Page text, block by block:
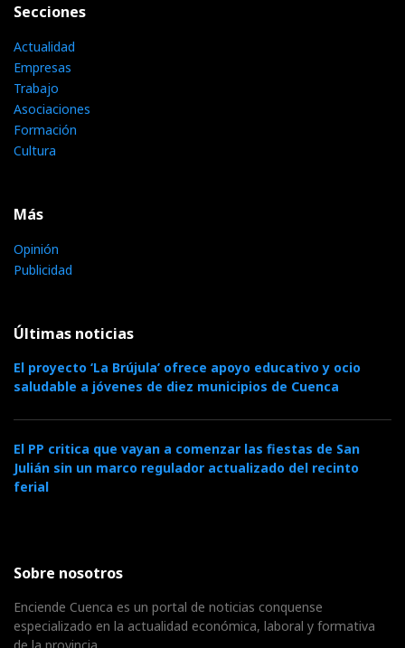
Secciones
Actualidad
Empresas
Trabajo
Asociaciones
Formación
Cultura
Más
Opinión
Publicidad
Últimas noticias
El proyecto ‘La Brújula’ ofrece apoyo educativo y ocio
saludable a jóvenes de diez municipios de Cuenca
El PP critica que vayan a comenzar las fiestas de San
Julián sin un marco regulador actualizado del recinto
ferial
Sobre nosotros
Enciende Cuenca es un portal de noticias conquense
especializado en la actualidad económica, laboral y formativa